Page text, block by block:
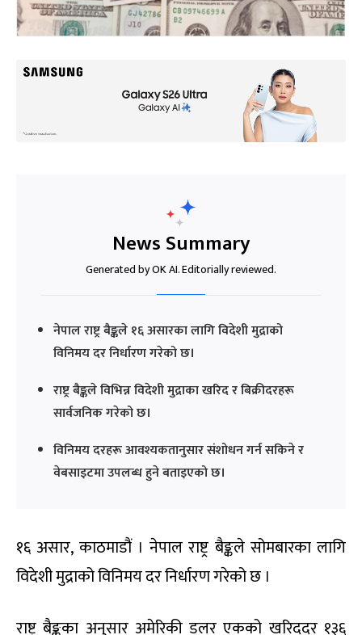
News Summary
Generated by OK AI. Editorially reviewed.
नेपाल राष्ट्र बैङ्कले १६ असारका लागि विदेशी मुद्राको
विनिमय दर निर्धारण गरेको छ।
राष्ट्र बैङ्कले विभिन्न विदेशी मुद्राका खरिद र बिक्रीदरहरू
सार्वजनिक गरेको छ।
विनिमय दरहरू आवश्यकतानुसार संशोधन गर्न सकिने र
वेबसाइटमा उपलब्ध हुने बताइएको छ।
१६ असार, काठमाडौं । नेपाल राष्ट्र बैङ्कले सोमबारका लागि
विदेशी मुद्राको विनिमय दर निर्धारण गरेको छ ।
राष्ट्र बैङ्कका अनुसार अमेरिकी डलर एकको खरिददर १३६